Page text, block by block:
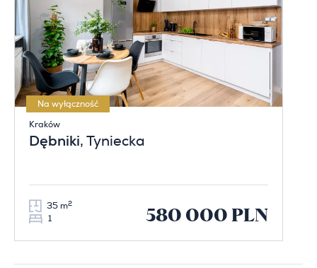
Na wyłączność
Kraków
Dębniki, Tyniecka
35 m2
1 580 000 PLN